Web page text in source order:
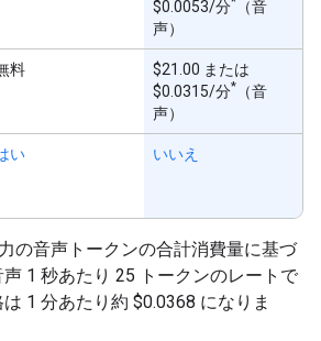
$0.0053/分
（音
声）
料
$21.00 または
$0.0315/分* （音
声）
い いいえ
の音声トークンの合計消費量に基づ
1 秒あたり 25 トークンのレートで
1 分あたり約 $0.0368 になりま